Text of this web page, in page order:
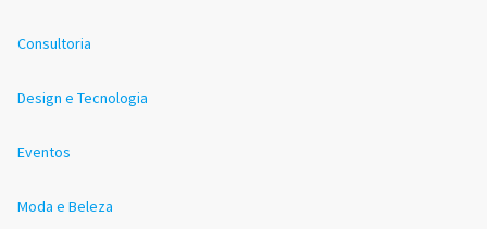
Consultoria
Design e Tecnologia
Eventos
Moda e Beleza